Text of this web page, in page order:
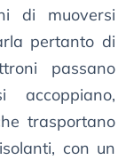
di muoversi
pertanto di
passano
accoppiano,
trasportano
con un